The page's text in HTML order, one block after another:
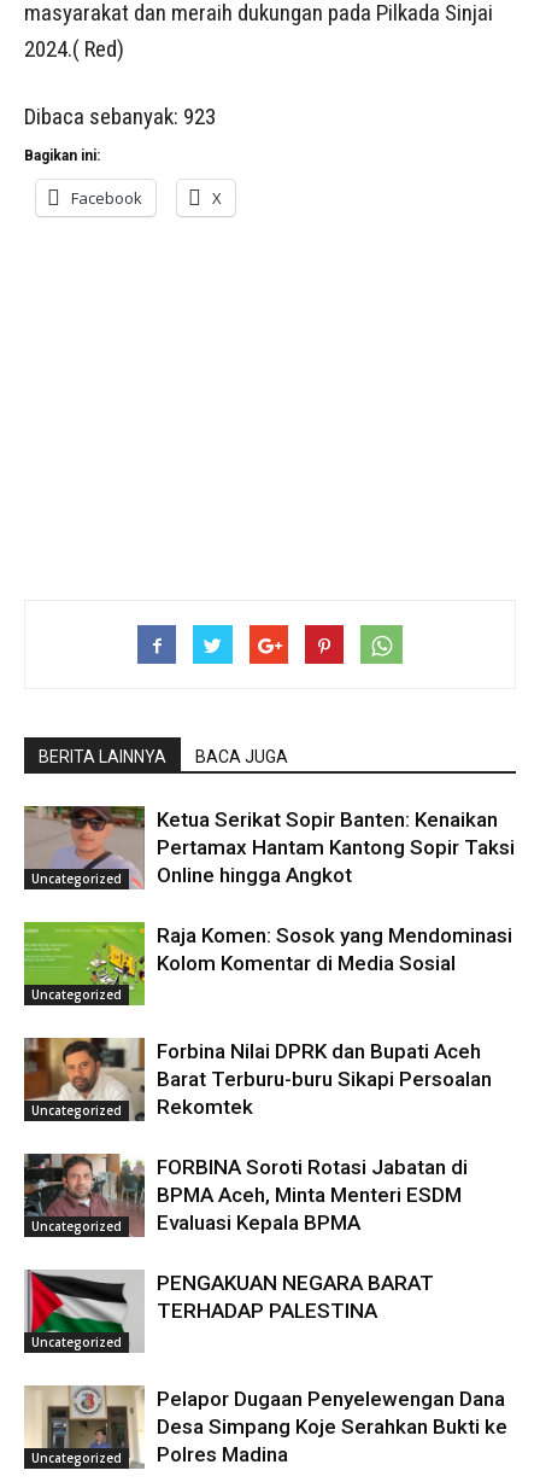
masyarakat dan meraih dukungan pada Pilkada Sinjai
2024.( Red)
Dibaca sebanyak: 923
Bagikan ini:
Facebook X
BERITA LAINNYA BACA JUGA
Uncategorized
Ketua Serikat Sopir Banten: Kenaikan
Pertamax Hantam Kantong Sopir Taksi
Online hingga Angkot
Uncategorized
Raja Komen: Sosok yang Mendominasi
Kolom Komentar di Media Sosial
Uncategorized
Forbina Nilai DPRK dan Bupati Aceh
Barat Terburu-buru Sikapi Persoalan
Rekomtek
Uncategorized
FORBINA Soroti Rotasi Jabatan di
BPMA Aceh, Minta Menteri ESDM
Evaluasi Kepala BPMA
Uncategorized
PENGAKUAN NEGARA BARAT
TERHADAP PALESTINA
Uncategorized
Pelapor Dugaan Penyelewengan Dana
Desa Simpang Koje Serahkan Bukti ke
Polres Madina